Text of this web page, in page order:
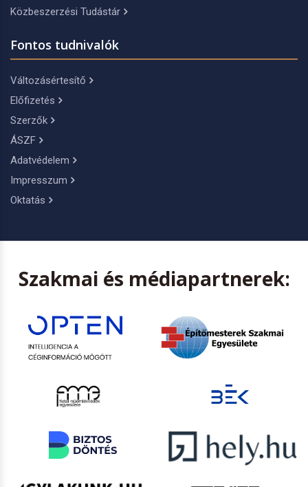
Közbeszerzési Tudástár
Fontos tudnivalók
Változásértesítő
Előfizetés
Szerzők
ÁSZF
Adatvédelem
Impresszum
Oktatás
Szakmai és médiapartnerek: